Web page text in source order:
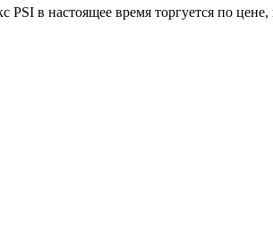
в настоящее время торгуется по